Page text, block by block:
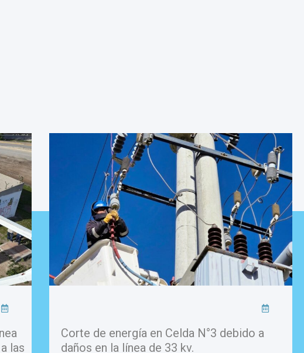
las
Corte de energía en Celda N°3 debido a
daños en la línea de 33 kv.